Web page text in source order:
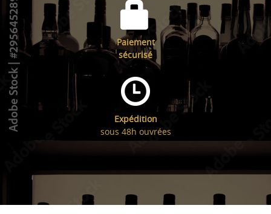
Paiement
sécurisé
Expédition
sous 48h ouvrées